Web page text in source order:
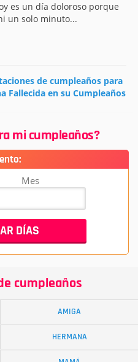
es un día doloroso porque
un solo minuto...
de cumpleaños para
Fallecida en su Cumpleaños
mi cumpleaños?
Mes
cumpleaños
AMIGA
HERMANA